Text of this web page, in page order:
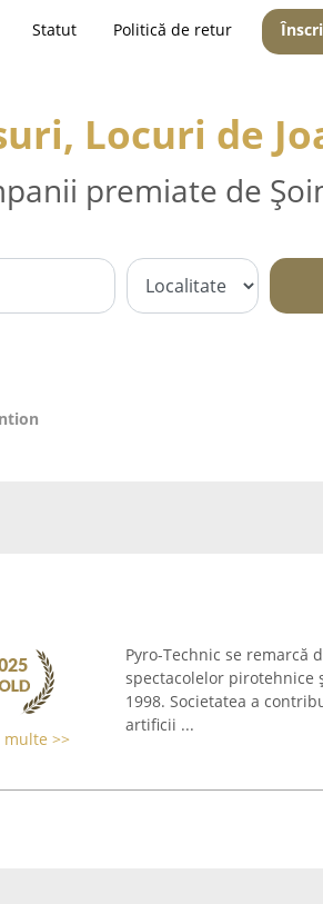
Statut Politică de retur
Locuri de
premiate de
>>
Pyro-Technic se remarcă
spectacolelor pirotehnice
1998. Societatea a
artificii ...